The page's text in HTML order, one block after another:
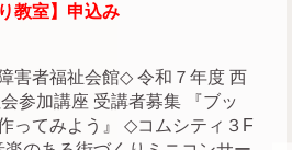
教室】申込み
害者福祉会館◇ 令和７年度 西
参加講座 受講者募集 『ブッ
ってみよう』
◇コムシティ３F